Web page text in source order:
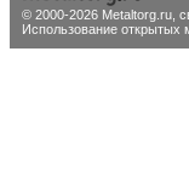
© 2000-2026 Metaltorg.ru,
Использование открытых